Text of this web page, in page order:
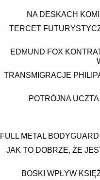
NA DESKACH
TERCET
EDMUND FOX
TRANSMIGRACJE
POTRÓJNA
FULL METAL
JAK TO DOBRZE, ŻE
BOSKI WPŁYW